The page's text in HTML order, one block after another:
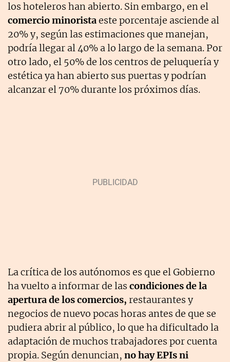
los hoteleros han abierto. Sin embargo, en el
comercio minoristaeste porcentaje asciende al
20% y, según las estimaciones que manejan,
podría llegar al 40% a lo largo de la semana. Por
otro lado, el 50% de los centros de peluquería y
estética ya han abierto sus puertas y podrían
alcanzar el 70% durante los próximos días.
La crítica de los autónomos es que el Gobierno
ha vuelto a informar de las condiciones de la
apertura de los comercios, restaurantes y
negocios de nuevo pocas horas antes de que se
pudiera abrir al público, lo que ha dificultado la
adaptación de muchos trabajadores por cuenta
propia. Según denuncian, no hay EPIs ni